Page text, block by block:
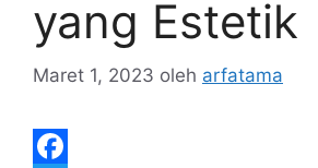
yang Estetik
Maret 1, 2023 oleh arfatama